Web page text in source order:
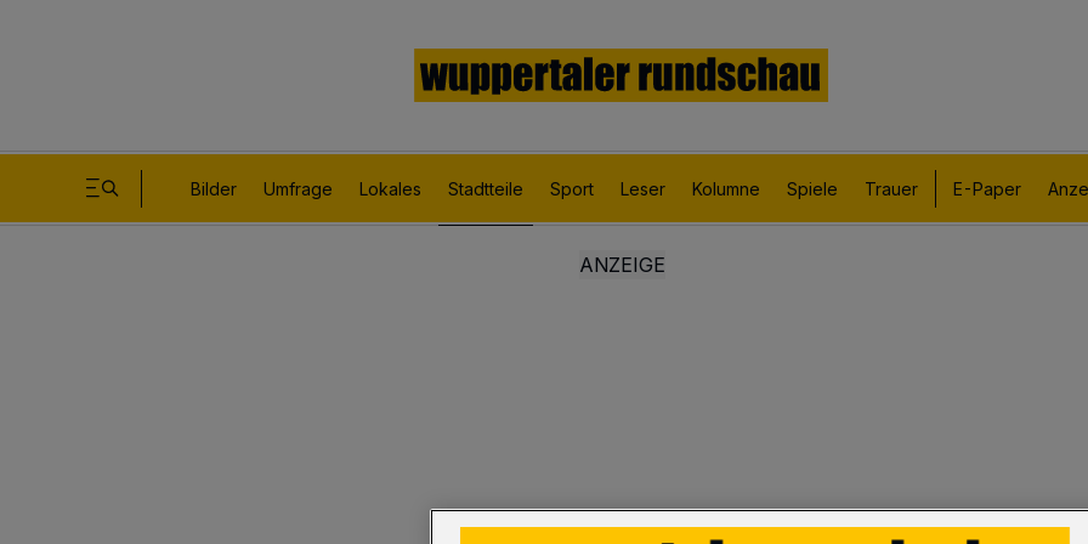
Bilder Umfrage Lokales Stadtteile Sport Leser Kolumne Spiele Trauer E-Paper